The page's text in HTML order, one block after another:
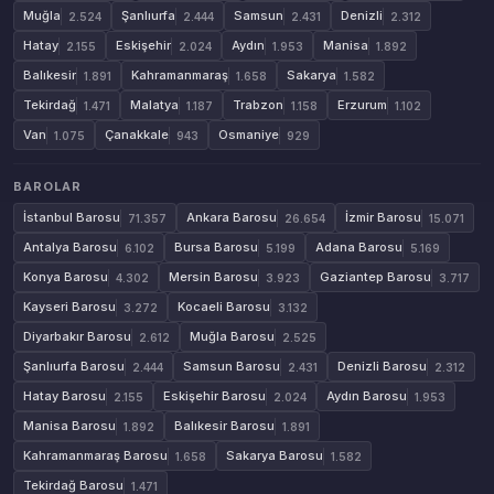
Muğla 2.524 Şanlıurfa 2.444 Samsun 2.431 Denizli 2.312
Hatay 2.155 Eskişehir 2.024 Aydın 1.953 Manisa 1.892
Balıkesir 1.891 Kahramanmaraş 1.658 Sakarya 1.582
Tekirdağ 1.471 Malatya 1.187 Trabzon 1.158 Erzurum 1.102
Van 1.075 Çanakkale 943 Osmaniye 929
BAROLAR
İstanbul Barosu
71.357 Ankara Barosu 26.654 İzmir Barosu 15.071
Antalya Barosu 6.102 Bursa Barosu 5.199 Adana Barosu 5.169
Konya Barosu 4.302 Mersin Barosu 3.923 Gaziantep Barosu 3.717
Kayseri Barosu 3.272 Kocaeli Barosu 3.132
Diyarbakır Barosu 2.612 Muğla Barosu 2.525
Şanlıurfa Barosu 2.444 Samsun Barosu 2.431 Denizli Barosu 2.312
Hatay Barosu 2.155 Eskişehir Barosu 2.024 Aydın Barosu 1.953
Manisa Barosu 1.892 Balıkesir Barosu 1.891
Kahramanmaraş Barosu 1.658 Sakarya Barosu 1.582
Tekirdağ Barosu 1.471